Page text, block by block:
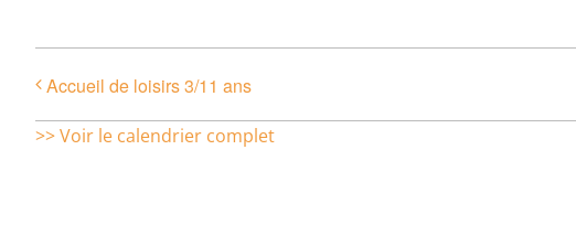
Accueil de loisirs 3/11 ans
>> Voir le calendrier complet